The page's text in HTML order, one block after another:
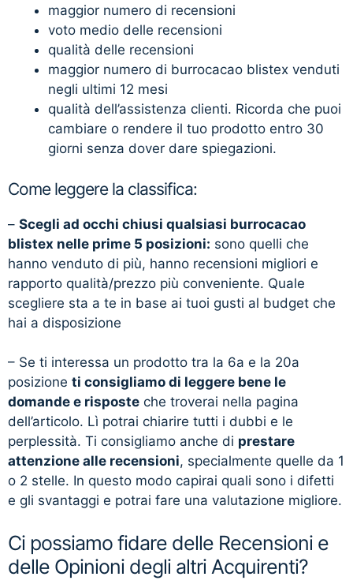
maggior numero di recensioni
voto medio delle recensioni
qualità delle recensioni
maggior numero di burrocacao blistex venduti
negli ultimi 12 mesi
qualità dell’assistenza clienti. Ricorda che puoi
cambiare o rendere il tuo prodotto entro 30
giorni senza dover dare spiegazioni.
Come leggere la classifica:
– Scegli ad occhi chiusi qualsiasi burrocacao
blistex nelle prime 5 posizioni: sono quelli che
hanno venduto di più, hanno recensioni migliori e
rapporto qualità/prezzo più conveniente. Quale
scegliere sta a te in base ai tuoi gusti al budget che
hai a disposizione
– Se ti interessa un prodotto tra la 6a e la 20a
posizione ti consigliamo di leggere bene le
domande e risposte che troverai nella pagina
dell’articolo. Lì potrai chiarire tutti i dubbi e le
perplessità. Ti consigliamo anche di prestare
attenzione alle recensioni, specialmente quelle da 1
o 2 stelle. In questo modo capirai quali sono i difetti
e gli svantaggi e potrai fare una valutazione migliore.
Ci possiamo fidare delle Recensioni e
delle Opinioni degli altri Acquirenti?